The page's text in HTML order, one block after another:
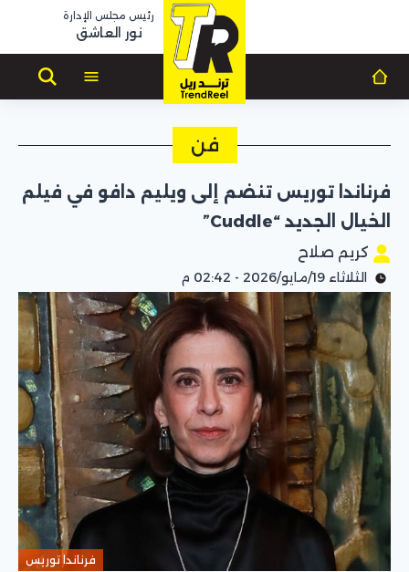
رئيس مجلس الإدارة
نور العاشق
فن
فرناندا توريس تنضم إلى ويليم دافو في فيلم
الخيال الجديد “Cuddle”
كريم صلاح
الثلاثاء 19/مايو/2026 - 02:42 م
فرناندا توريس